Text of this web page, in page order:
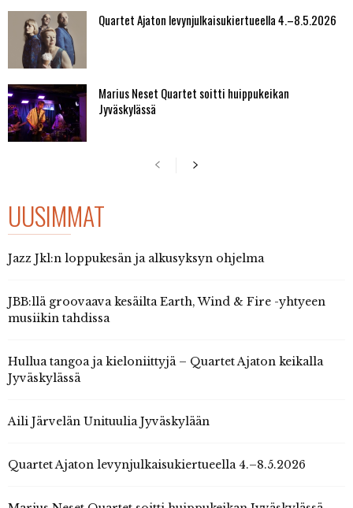
Quartet Ajaton levynjulkaisukiertueella 4.–8.5.2026
Marius Neset Quartet soitti huippukeikan
Jyväskylässä
UUSIMMAT
Jazz Jkl:n loppukesän ja alkusyksyn ohjelma
JBB:llä groovaava kesäilta Earth, Wind & Fire -yhtyeen
musiikin tahdissa
Hullua tangoa ja kieloniittyjä – Quartet Ajaton keikalla
Jyväskylässä
Aili Järvelän Unituulia Jyväskylään
Quartet Ajaton levynjulkaisukiertueella 4.–8.5.2026